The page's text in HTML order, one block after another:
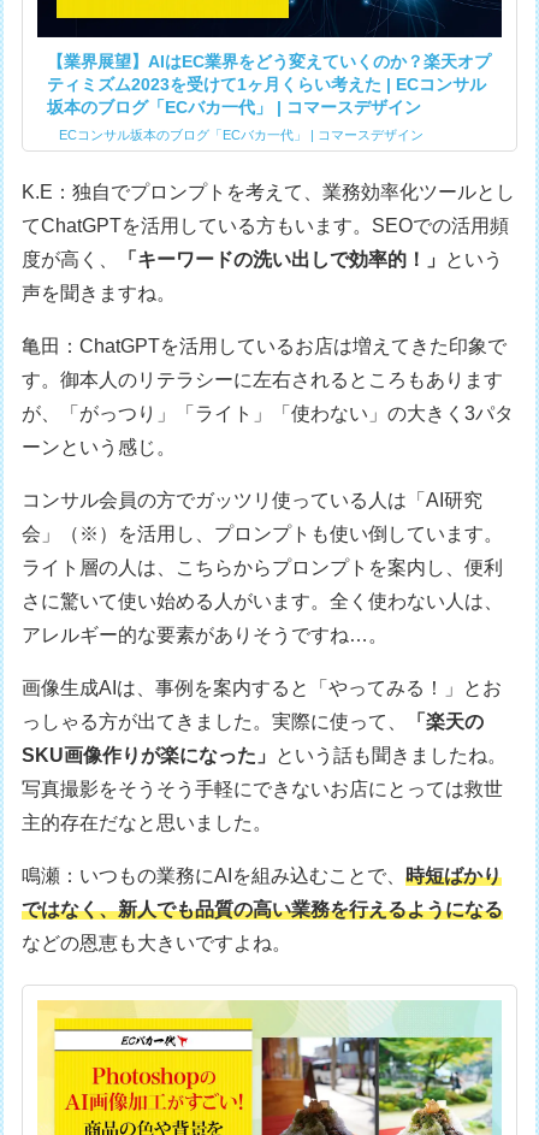
【業界展望】AIはEC業界をどう変えていくのか？楽天オプ
ティミズム2023を受けて1ヶ月くらい考えた | ECコンサル
坂本のブログ「ECバカ一代」 | コマースデザイン
ECコンサル坂本のブログ「ECバカ一代」 | コマースデザイン
K.E：独自でプロンプトを考えて、業務効率化ツールとし
てChatGPTを活用している方もいます。SEOでの活用頻
度が高く、
「キーワードの洗い出しで効率的！」 という
声を聞きますね。
亀田：ChatGPTを活用しているお店は増えてきた印象で
す。御本人のリテラシーに左右されるところもあります
が、「がっつり」「ライト」「使わない」の大きく3パタ
ーンという感じ。
コンサル会員の方でガッツリ使っている人は「AI研究
会」（※）を活用し、プロンプトも使い倒しています。
ライト層の人は、こちらからプロンプトを案内し、便利
さに驚いて使い始める人がいます。全く使わない人は、
アレルギー的な要素がありそうですね…。
画像生成AIは、事例を案内すると「やってみる！」とお
っしゃる方が出てきました。実際に使って、
「楽天の
SKU画像作りが楽になった」 という話も聞きましたね。
写真撮影をそうそう手軽にできないお店にとっては救世
主的存在だなと思いました。
鳴瀬：いつもの業務にAIを組み込むことで、時短ばかり
ではなく、新人でも品質の高い業務を行えるようになる
などの恩恵も大きいですよね。